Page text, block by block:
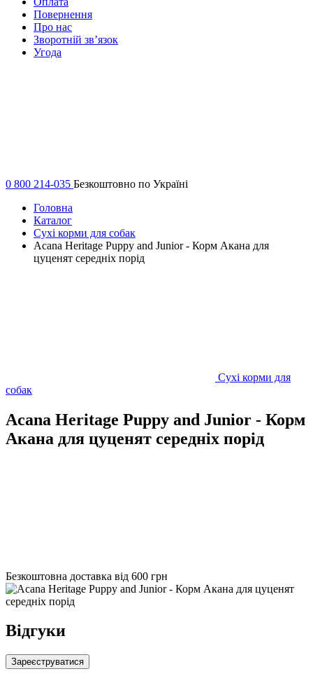
Повернення
Про нас
Зворотній зв’язок
Угода
0 800 214-035 Безкоштовно по Україні
Головна
Каталог
Сухі корми для собак
Acana Heritage Puppy and Junior - Корм Акана ​​для
цуценят середніх порід
Сухі корми для
собак
Acana Heritage Puppy and Junior - Корм
Акана ​​для цуценят середніх порід
Безкоштовна доставка від 600 грн
Відгуки
Зареєструватися